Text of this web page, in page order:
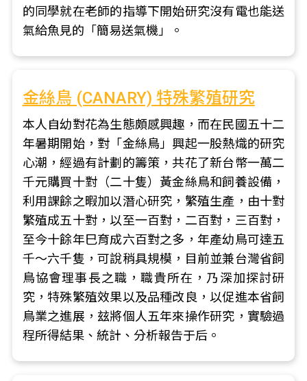
的同學就在老師的指導下開始研究沒有電也能送
氣給魚見的「簡易送氣機」。
金絲鳥 (CANARY) 特殊繁殖研究
本人自幼對花為生態頗感興趣，而在民國五十二
年暑期開始，對「金絲鳥」興起一股熱熾的研究
心潮，經過有計劃的籌策，共花了新台幣一萬二
千元購買十對（二十隻）黃金絲鳥和飼養設備，
利用課餘之暇加以潛心研究，繁殖生產，由十對
繁殖成五十對，以至一百對，二百對，三百對，
至今十餘年巳育成六百對之多，年產幼鳥可達五
千～六千隻，可說稍具規模，目前並兼台灣省飼
鳥協會理事長之職，職貴所在，乃深加探討研
究，特殊繁殖效果以及品種改良，以促進本省飼
鳥業之進展，玆將個人五年來操作研究，實驗過
程所得結果、統計、分析報告于后。